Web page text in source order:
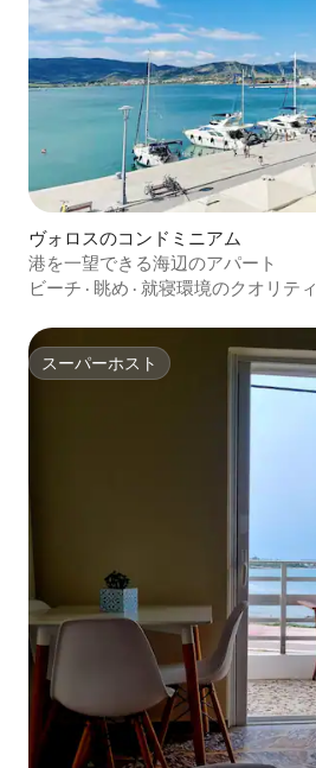
ヴォロスのコンドミニアム
港を一望できる海辺のアパート
ビーチ · 眺め · 就寝環境のクオリティ
スーパーホスト
スーパーホスト